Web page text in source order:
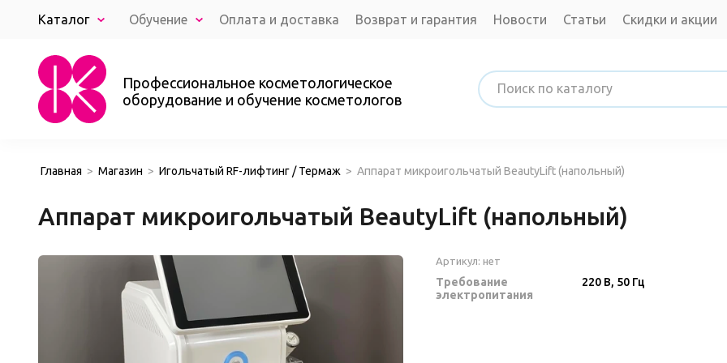
Обучение Оплата и доставка Возврат и гарантия Новости Статьи
Скидки и акции
Каталог
Профессиональное косметологическое
оборудование и обучение косметологов
Главная > Магазин > Игольчатый RF-лифтинг / Термаж > Аппарат микроигольчатый BeautyLift (напольный)
Аппарат микроигольчатый BeautyLift (напольный)
Артикул: нет
Требование
электропитания
220 В, 50 Гц